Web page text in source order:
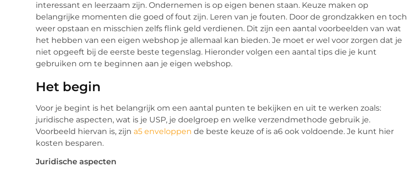
interessant en leerzaam zijn. Ondernemen is op eigen benen staan. Keuze maken op
belangrijke momenten die goed of fout zijn. Leren van je fouten. Door de grondzakken en toch
weer opstaan en misschien zelfs flink geld verdienen. Dit zijn een aantal voorbeelden van wat
het hebben van een eigen webshop je allemaal kan bieden. Je moet er wel voor zorgen dat je
niet opgeeft bij de eerste beste tegenslag. Hieronder volgen een aantal tips die je kunt
gebruiken om te beginnen aan je eigen webshop.
Het begin
Voor je begint is het belangrijk om een aantal punten te bekijken en uit te werken zoals:
juridische aspecten, wat is je USP, je doelgroep en welke verzendmethode gebruik je.
Voorbeeld hiervan is, zijn a5 enveloppen de beste keuze of is a6 ook voldoende. Je kunt hier
kosten besparen.
Juridische aspecten